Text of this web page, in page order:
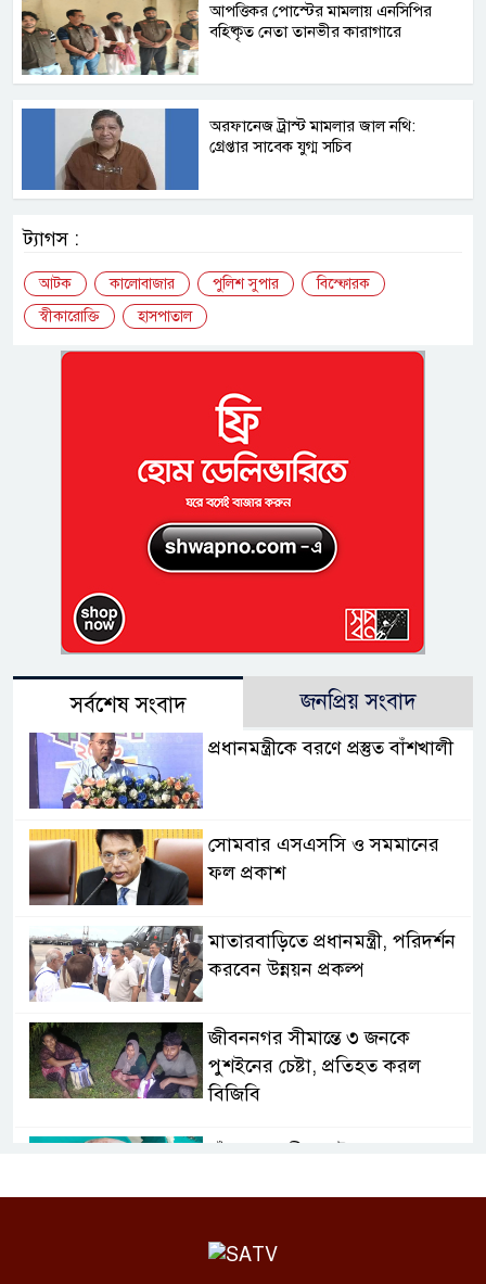
আপত্তিকর পোস্টের মামলায় এনসিপির
বহিষ্কৃত নেতা তানভীর কারাগারে
অরফানেজ ট্রাস্ট মামলার জাল নথি:
গ্রেপ্তার সাবেক যুগ্ম সচিব
ট্যাগস :
আটক কালোবাজার পুলিশ সুপার
বিস্ফোরক
স্বীকারোক্তি
হাসপাতাল
সর্বশেষ সংবাদ জনপ্রিয় সংবাদ
প্রধানমন্ত্রীকে বরণে প্রস্তুত বাঁশখালী
সোমবার এসএসসি ও সমমানের
ফল প্রকাশ
মাতারবাড়িতে প্রধানমন্ত্রী, পরিদর্শন
করবেন উন্নয়ন প্রকল্প
জীবননগর সীমান্তে ৩ জনকে
পুশইনের চেষ্টা, প্রতিহত করল
বিজিবি
বগুড়ায় দুই ট্রাকের সংঘর্ষে নিহত ২,